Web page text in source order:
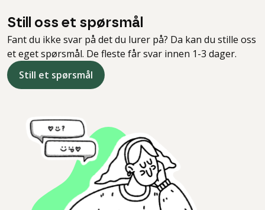
Still oss et spørsmål
Fant du ikke svar på det du lurer på? Da kan du stille oss
et eget spørsmål. De fleste får svar innen 1-3 dager.
Still et spørsmål